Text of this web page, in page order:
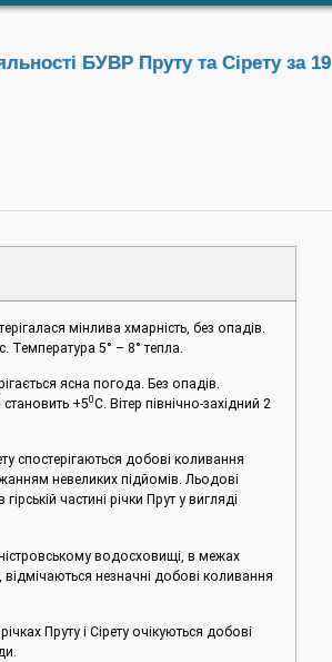
БУВР Пруту та Сірету за 19
мінлива хмарність, без опадів.
Температура 5° – 8° тепла.
ясна погода. Без опадів.
становить +50С. Вітер північно-західний 2
спостерігаються добові коливання
невеликих підйомів. Льодові
частині річки Прут у вигляді
водосховищі, в межах
відмічаються незначні добові коливання
Пруту і Сірету очікуються добові